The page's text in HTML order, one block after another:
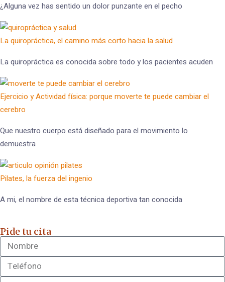
¿Alguna vez has sentido un dolor punzante en el pecho
La quiropráctica, el camino más corto hacia la salud
La quiropráctica es conocida sobre todo y los pacientes acuden
Ejercicio y Actividad física: porque moverte te puede cambiar el
cerebro
Que nuestro cuerpo está diseñado para el movimiento lo
demuestra
Pilates, la fuerza del ingenio
A mi, el nombre de esta técnica deportiva tan conocida
Pide tu cita